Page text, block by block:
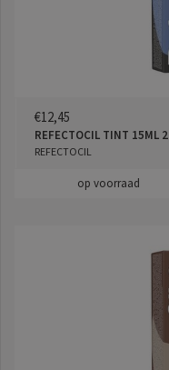
€12,45
REFECTOCIL TINT 15ML 2
REFECTOCIL
op voorraad